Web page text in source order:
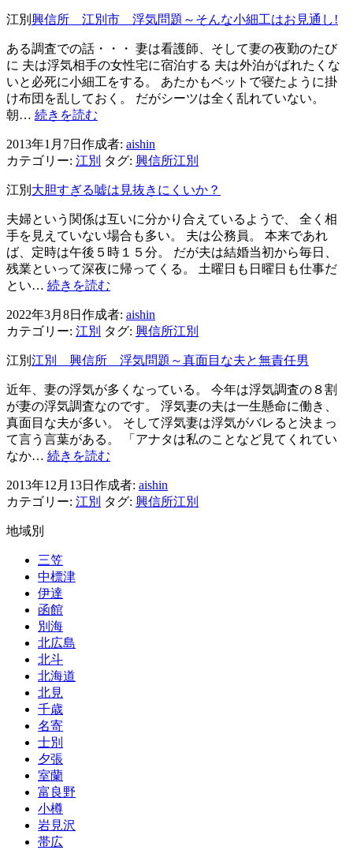
シ
ョ
ン
江別 興信所 江別市 浮気問題～そんな小細工はお見通し!
ある調査での話・・・ 妻は看護師、そして妻の夜勤のたび
に 夫は浮気相手の女性宅に宿泊する 夫は外泊がばれたくな
いと必死に小細工をする。 あたかもベットで寝たように掛
け布団を乱しておく。 だがシーツは全く乱れていない。
朝… 続きを読む
所
江
別
市
浮
気
問
題
～
そ
ん
な
細
は
お
見
通
し!
2013年1月7日 作成者: aishin
カテゴリー: 江別 タグ: 興信所江別
江別 大胆すぎる嘘は見抜きにくいか？
夫婦という関係は互いに分かり合えているようで、 全く相
手を見えていない場合も多い。 夫は公務員。 本来であれ
ば、定時は午後５時１５分。 だが夫は結婚当初から毎日、
残業といって深夜に帰ってくる。 土曜日も日曜日も仕事だ
とい… 続きを読む
す
ぎ
る
嘘
は
見
い
か？
2022年3月8日 作成者: aishin
カテゴリー: 江別 タグ: 興信所江別
江別 江別 興信所 浮気問題～真面目な夫と無責任男
近年、妻の浮気が多くなっている。 今年は浮気調査の８割
が妻の浮気調査なのです。 浮気妻の夫は一生懸命に働き、
真面目な夫が多い。 そして浮気妻は浮気がバレると決まっ
て言う言葉がある。 「アナタは私のことなど見てくれてい
なか… 続きを読む
興
信
2013年12月13日 作成者: aishin
カテゴリー: 江別 タグ: 興信所江別
地域別
三笠
中標津
伊達
函館
別海
北広島
北斗
北海道
北見
千歳
名寄
士別
夕張
室蘭
富良野
小樽
岩見沢
帯広